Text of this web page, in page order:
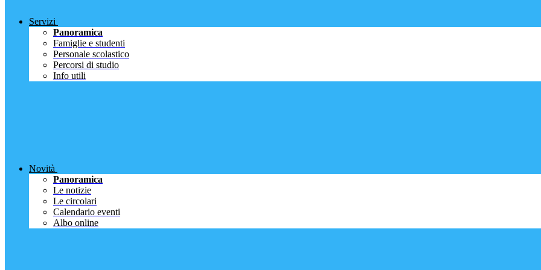
Servizi
Panoramica
Famiglie e studenti
Personale scolastico
Percorsi di studio
Info utili
Novità
Panoramica
Le notizie
Le circolari
Calendario eventi
Albo online